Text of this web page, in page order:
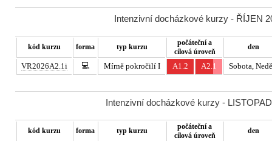
Intenzivní docházkové kurzy - ŘÍJEN
kód kurzu forma typ kurzu
počáteční a
cílová úroveň
den
VR2026A2.1i 💻 Mírně pokročilí I A1.2 A2.1 Sobota,
Intenzivní docházkové kurzy -
kód kurzu forma typ kurzu
počáteční a
cílová úroveň
den